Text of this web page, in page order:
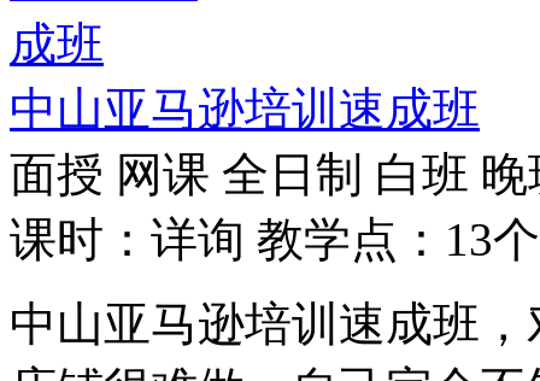
中山亚马逊培训速成班
面授 网课 全日制 白班 晚
课时：详询 教学点：13个
中山亚马逊培训速成班